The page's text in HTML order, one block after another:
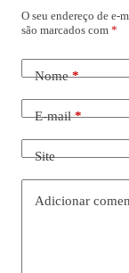
O seu endereço de e-
são marcados com *
Nome*
E-mail*
Site
Adicionar